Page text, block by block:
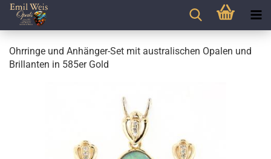
Ohrringe und Anhänger-Set mit australischen Opalen und
Brillanten in 585er Gold